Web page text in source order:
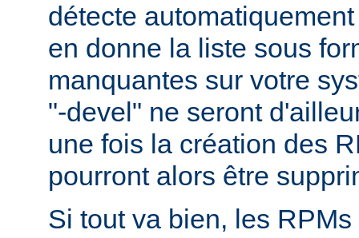
détecte
en donne la liste sous
manquantes sur votre
"-devel" ne seront
une fois la création des
pourront alors être
Si tout va bien, les